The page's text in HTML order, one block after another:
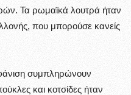
Τα ρωμαϊκά λουτρά ήταν
που μπορούσε κανείς
συμπληρώνουν
και κοτσίδες ήταν